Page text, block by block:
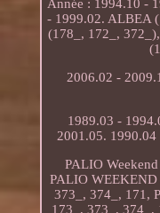
Année : 1994.10 -
- 1999.02. ALBEA
(178_, 172_,
2006.02 -
1989.03 -
2001.05.
PALIO
PALIO
373_, 374_, 171,
173_, 373_, 374_,